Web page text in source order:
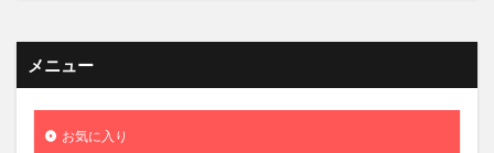
メニュー
お気に入り